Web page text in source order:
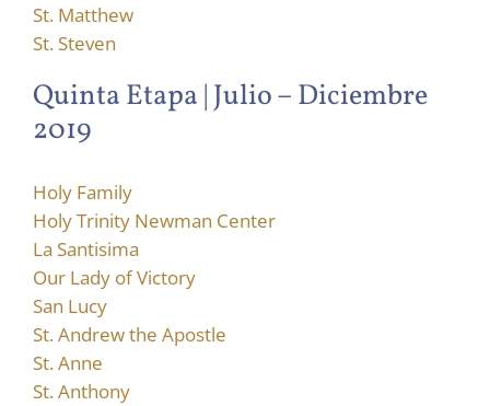
St. Matthew
St. Steven
Quinta Etapa | Julio – Diciembre
2019
Holy Family
Holy Trinity Newman Center
La Santisima
Our Lady of Victory
San Lucy
St. Andrew the Apostle
St. Anne
St. Anthony